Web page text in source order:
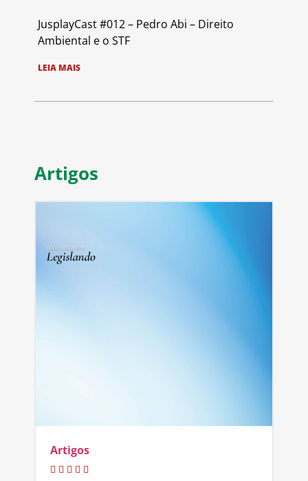
JusplayCast #012 – Pedro Abi – Direito
Ambiental e o STF
LEIA MAIS
Artigos
Artigos